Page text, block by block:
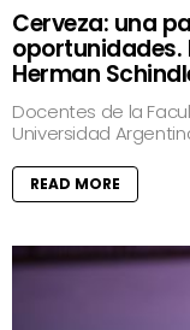
Cerveza: una
oportunidades.
Herman
Docentes de la
Universidad
READ MORE